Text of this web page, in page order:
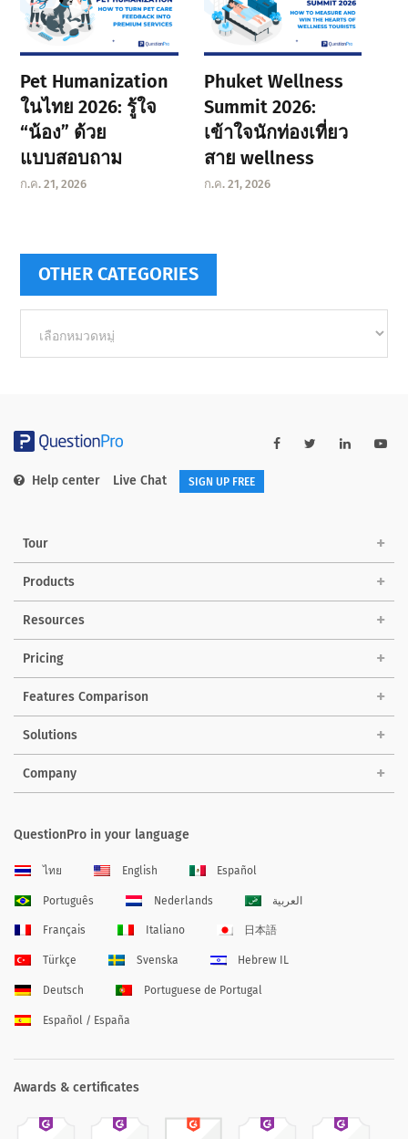
Pet Humanization
ในไทย 2026: รู้ใจ
“น้อง” ด้วย
แบบสอบถาม
ก.ค. 21, 2026
Phuket Wellness
Summit 2026:
เข้าใจนักท่องเที่ยว
สาย wellness
ก.ค. 21, 2026
OTHER CATEGORIES
categories
Help center Live Chat SIGN UP FREE
Tour
Products
Resources
Pricing
Features Comparison
Solutions
Company
QuestionPro in your language
ไทย English Español
Português Nederlands العربية
Français Italiano 日本語
Türkçe Svenska Hebrew IL
Deutsch Portuguese de Portugal
Español / España
Awards & certificates